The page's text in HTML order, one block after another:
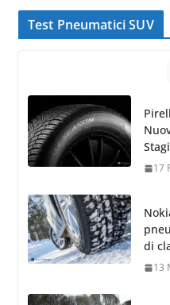
Test Pneumatici SUV
di
13
23